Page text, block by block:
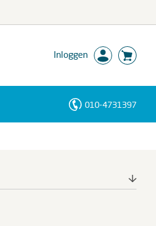
Inloggen
010-4731397